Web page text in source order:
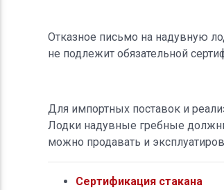
Отказное письмо на надувную
не подлежит обязательной
Для импортных поставок и
Лодки надувные гребные должны
можно продавать и
Сертификация стакана